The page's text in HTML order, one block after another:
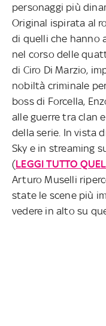
personaggi più
Original ispirata al
di quelli che hanno
nel corso delle
di Ciro Di Marzio,
nobiltà criminale
boss di Forcella,
alle guerre tra clan
della serie. In vista
Sky e in streaming
(LEGGI TUTTO
Arturo Muselli
state le scene più
vedere in alto su